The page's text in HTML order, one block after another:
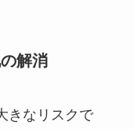
解消
きなリスクで